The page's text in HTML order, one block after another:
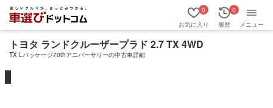
お気に入り
0
履歴
0
メニュー
トヨタ ランドクルーザープラド 2.7 TX 4WD
TX Lパッケージ70thアニバーサリーの中古車詳細